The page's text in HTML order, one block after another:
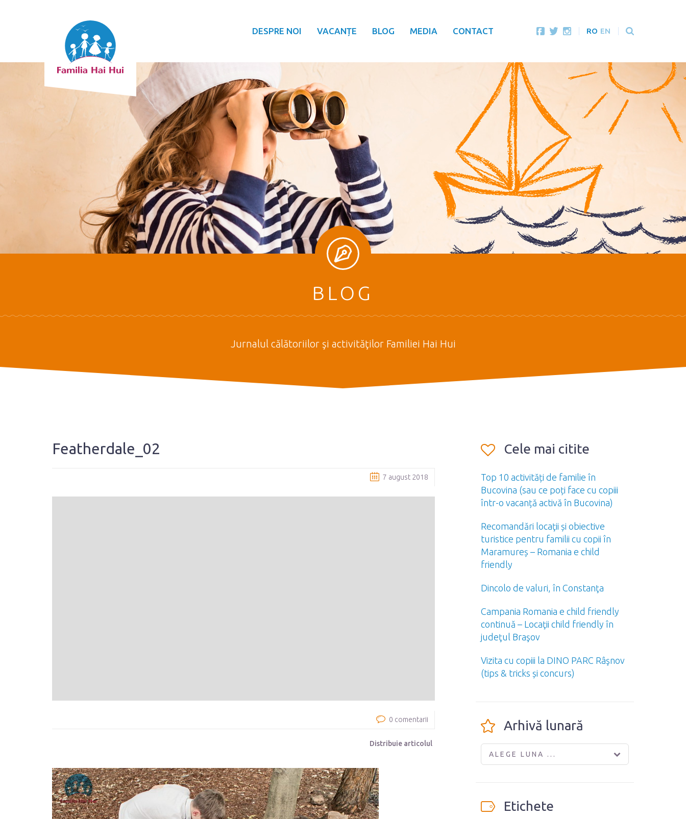
DESPRE NOI VACANȚE BLOG MEDIA CONTACT RO EN
BLOG
Jurnalul călătoriilor şi activităţilor Familiei Hai Hui
Featherdale_02
7 august 2018
0 comentarii
Distribuie articolul
Cele mai citite
Top 10 activități de familie în
Bucovina (sau ce poți face cu copiii
într-o vacanță activă în Bucovina)
Recomandări locaţii și obiective
turistice pentru familii cu copii în
Maramureș – Romania e child
friendly
Dincolo de valuri, în Constanţa
Campania Romania e child friendly
continuă – Locaţii child friendly în
judeţul Braşov
Vizita cu copiii la DINO PARC Râşnov
(tips & tricks și concurs)
Arhivă lunară
ALEGE LUNA ...
Etichete